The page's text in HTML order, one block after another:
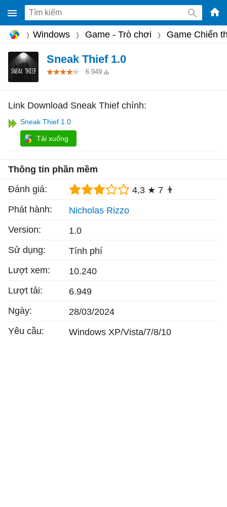
-
Windows Game - Trò chơi Game Chiến
Sneak Thief 1.0
6.949
Link Download Sneak Thief chính:
Sneak Thief 1.0
Tải xuống
Thông tin phần mềm
Đánh giá:
4,3 ★ 7 👨
Phát hành:
Nicholas Rizzo
Version:
1.0
Sử dụng:
Tính phí
Lượt xem:
10.240
Lượt tải:
6.949
Ngày:
28/03/2024
Yêu cầu:
Windows XP/Vista/7/8/10